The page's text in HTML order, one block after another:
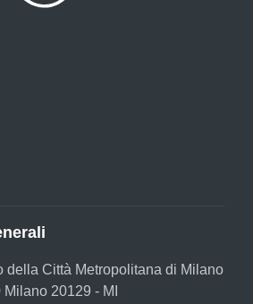
della Città Metropolitana di Milano
20129 - MI